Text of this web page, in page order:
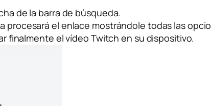
de la barra de búsqueda.
procesará el enlace mostrándole todas las
finalmente el vídeo Twitch en su dispositivo.